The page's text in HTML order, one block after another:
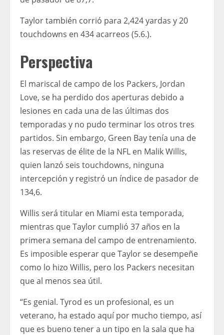
Taylor también corrió para 2,424 yardas y 20
touchdowns en 434 acarreos (5.6.).
Perspectiva
El mariscal de campo de los Packers, Jordan
Love, se ha perdido dos aperturas debido a
lesiones en cada una de las últimas dos
temporadas y no pudo terminar los otros tres
partidos. Sin embargo, Green Bay tenía una de
las reservas de élite de la NFL en Malik Willis,
quien lanzó seis touchdowns, ninguna
intercepción y registró un índice de pasador de
134,6.
Willis será titular en Miami esta temporada,
mientras que Taylor cumplió 37 años en la
primera semana del campo de entrenamiento.
Es imposible esperar que Taylor se desempeñe
como lo hizo Willis, pero los Packers necesitan
que al menos sea útil.
“Es genial. Tyrod es un profesional, es un
veterano, ha estado aquí por mucho tiempo, así
que es bueno tener a un tipo en la sala que ha